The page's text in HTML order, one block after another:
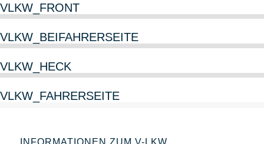
VLKW_FRONT
VLKW_BEIFAHRERSEITE
VLKW_HECK
VLKW_FAHRERSEITE
INFORMATIONEN ZUM V-LKW